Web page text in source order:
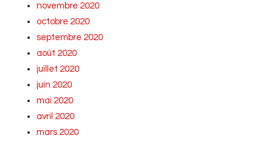
novembre 2020
octobre 2020
septembre 2020
août 2020
juillet 2020
juin 2020
mai 2020
avril 2020
mars 2020